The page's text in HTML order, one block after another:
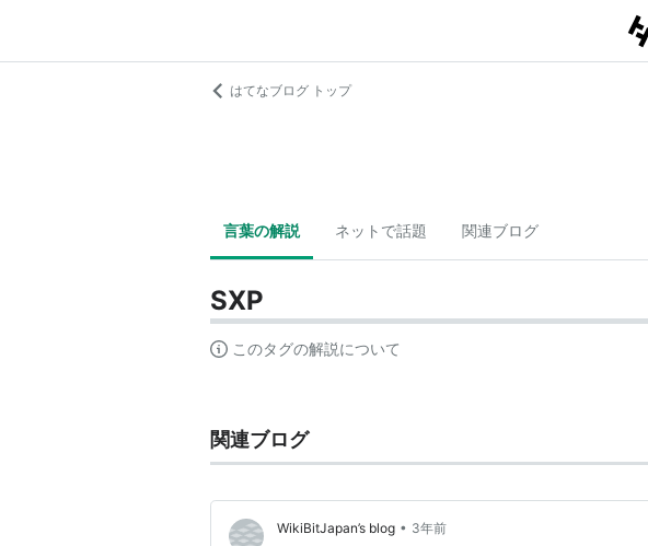
はてなブログ トップ
言葉の解説 ネットで話題 関連ブログ
SXP
このタグの解説について
関連ブログ
WikiBitJapan’s blog • 3年前